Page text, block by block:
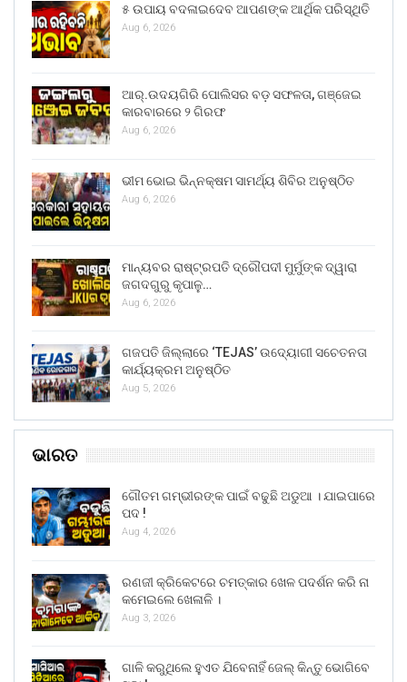
୫ ଉପାୟ ବଦଳାଇଦେବ ଆପଣଙ୍କ ଆର୍ଥିକ ପରିସ୍ଥିତି
Aug 6, 2026
ଆର୍.ଉଦୟଗିରି ପୋଲିସର ବଡ଼ ସଫଳତା, ଗଞ୍ଜେଇ
କାରବାରରେ ୨ ଗିରଫ
Aug 6, 2026
ଭୀମ ଭୋଇ ଭିନ୍ନକ୍ଷମ ସାମର୍ଥ୍ୟ ଶିବିର ଅନୁଷ୍ଠିତ
Aug 6, 2026
ମାନ୍ୟବର ରାଷ୍ଟ୍ରପତି ଦ୍ରୌପଦୀ ମୁର୍ମୁଙ୍କ ଦ୍ୱାରା
ଜଗଦଗୁରୁ କୃପାଳୁ…
Aug 6, 2026
ଗଜପତି ଜିଲ୍ଲାରେ ‘TEJAS’ ଉଦ୍ୟୋଗୀ ସଚେତନତା
କାର୍ଯ୍ୟକ୍ରମ ଅନୁଷ୍ଠିତ
Aug 5, 2026
ଭାରତ
ଗୌତମ ଗମ୍ଭୀରଙ୍କ ପାଇଁ ବଢୁଛି ଅଡୁଆ । ଯାଇପାରେ
ପଦ !
Aug 4, 2026
ରଣଜୀ କ୍ରିକେଟରେ ଚମତ୍କାର ଖେଳ ପଦର୍ଶନ କରି ନା
କମେଇଲେ ଖେଳାଳି ।
Aug 3, 2026
ଗାଳି କରୁଥିଲେ ହୁଏତ ଯିବେନାହିଁ ଜେଲ୍ କିନ୍ତୁ ଭୋଗିବେ